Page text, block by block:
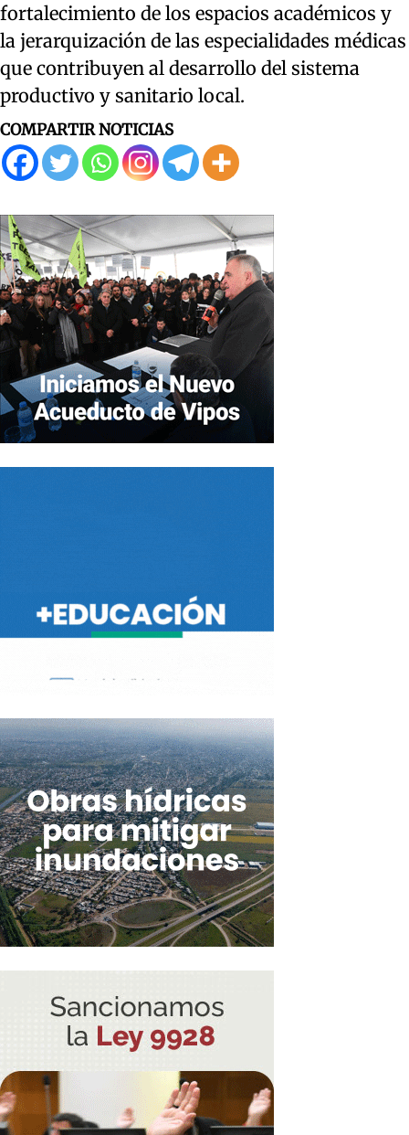
fortalecimiento de los espacios académicos y
la jerarquización de las especialidades médicas
que contribuyen al desarrollo del sistema
productivo y sanitario local.
COMPARTIR NOTICIAS